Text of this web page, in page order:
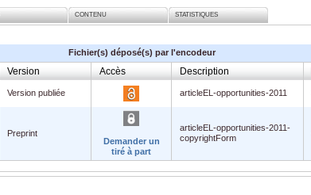
CONTENU STATISTIQUES
Fichier(s) déposé(s) par l'encodeur
Version Accès Description
Version publiée articleEL-opportunities-2011
Preprint
Demander un
tiré à part
articleEL-opportunities-2011-
copyrightForm